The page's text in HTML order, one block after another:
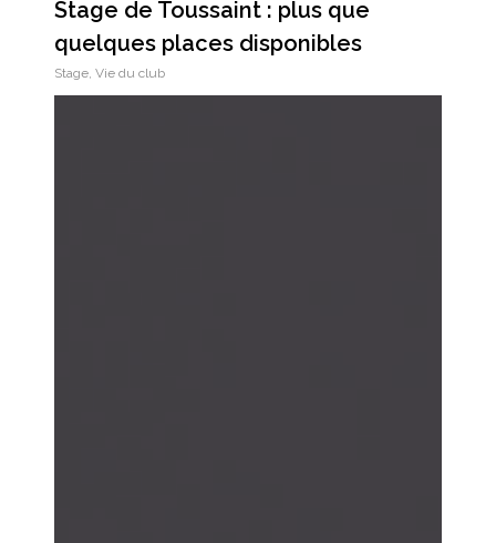
Stage de Toussaint : plus que
quelques places disponibles
Stage, Vie du club